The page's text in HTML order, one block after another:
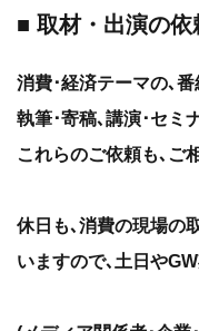
■ 取材・出演の依
消費･経済テーマの､
執筆･寄稿､講演･セミ
これらのご依頼も､ご
休日も､消費の現場の
いますので､土日や